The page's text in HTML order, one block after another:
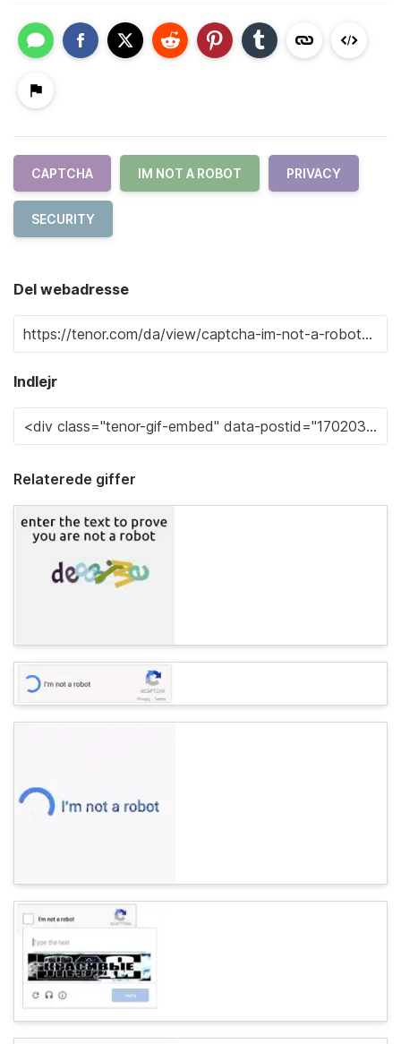
CAPTCHA IM NOT A ROBOT PRIVACY
SECURITY
Del webadresse
Indlejr
Relaterede giffer